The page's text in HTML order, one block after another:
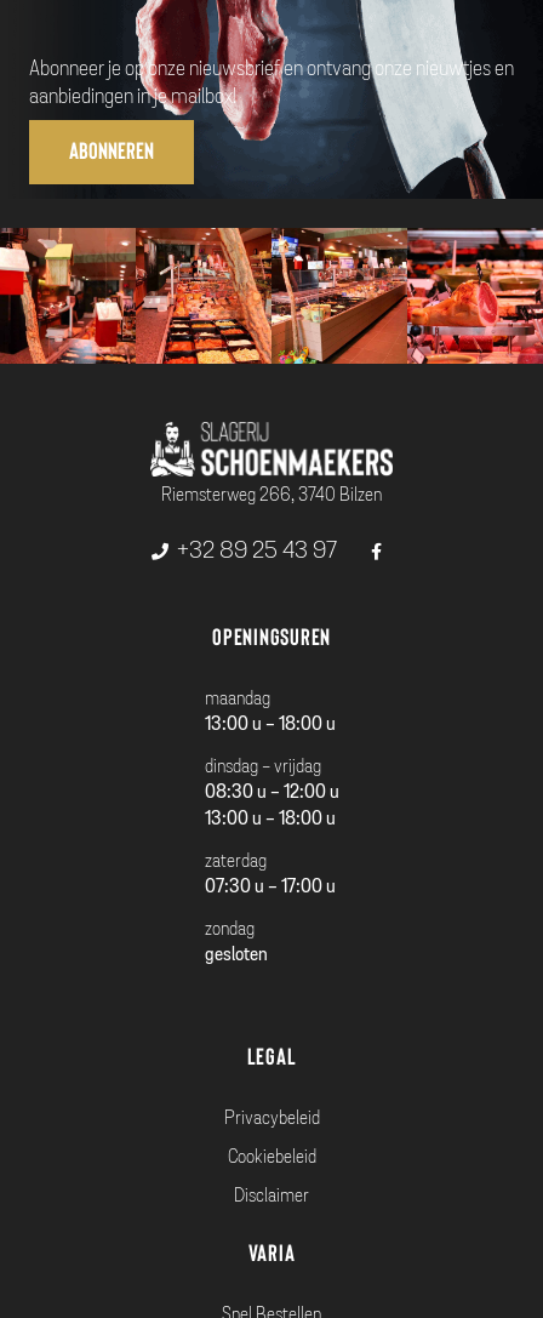
Abonneer je op onze nieuwsbrief en ontvang onze nieuwtjes en
aanbiedingen in je mailbox!
Abonneren
Riemsterweg 266, 3740 Bilzen
+32 89 25 43 97
Openingsuren
maandag
13:00 u - 18:00 u
dinsdag - vrijdag
08:30 u - 12:00 u
13:00 u - 18:00 u
zaterdag
07:30 u - 17:00 u
zondag
gesloten
Legal
Privacybeleid
Cookiebeleid
Disclaimer
Varia